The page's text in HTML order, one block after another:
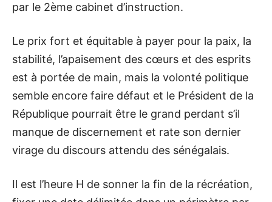
par le 2ème cabinet d’instruction.
Le prix fort et équitable à payer pour la paix, la
stabilité, l’apaisement des cœurs et des esprits
est à portée de main, mais la volonté politique
semble encore faire défaut et le Président de la
République pourrait être le grand perdant s’il
manque de discernement et rate son dernier
virage du discours attendu des sénégalais.
Il est l’heure H de sonner la fin de la récréation,